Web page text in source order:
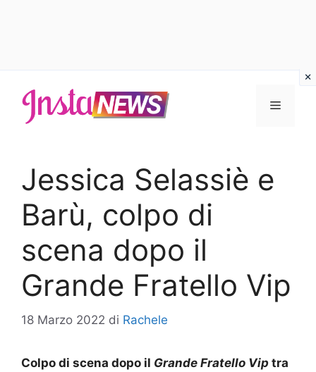
contenuto
Menu
Jessica Selassiè e
Barù, colpo di
scena dopo il
Grande Fratello Vip
18 Marzo 2022 di Rachele
Colpo di scena dopo il Grande Fratello Vip tra